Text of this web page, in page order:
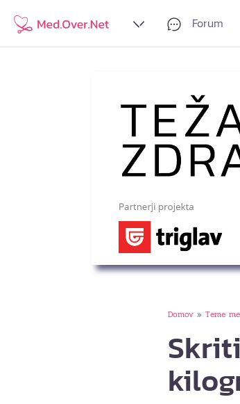
Forum
Domov » Teme